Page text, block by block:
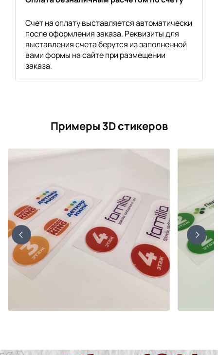
Счет на оплату выставляется автоматически
после оформления заказа. Реквизиты для
выставления счета берутся из заполненной
вами формы на сайте при размещении
заказа.
Примеры 3D стикеров